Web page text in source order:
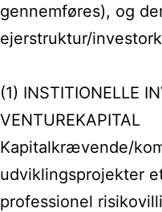
gennemføres), og
ejerstruktur/
(1) INSTITIONELLE
VENTUREKAPITAL
Kapitalkrævende/
udviklingsprojekter
professionel